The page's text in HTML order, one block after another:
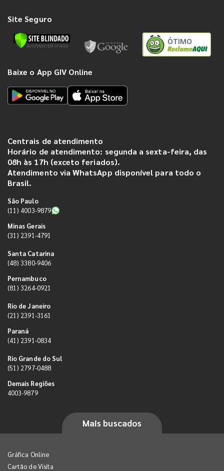
Site Seguro
ÓTIMO
Baixe o App GIV Online
Centrais de atendimento
Horário de atendimento: segunda a sexta-feira, das
08h às 17h (exceto feriados).
Atendimento via WhatsApp disponível para todo o
Brasil.
São Paulo
(11) 4003-9879
Minas Gerais
(31) 2391-4791
Santa Catarina
(48) 3380-9406
Pernambuco
(81) 3264-0921
Rio de Janeiro
(21) 2391-3161
Paraná
(41) 2391-0834
Rio Grande do Sul
(51) 2797-0488
Demais Regiões
4003-9879
Mais buscados
Gráfica Online
Cartão de Visita